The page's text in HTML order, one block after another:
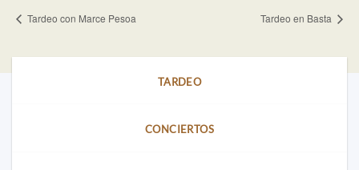
Tardeo con Marce Pesoa Tardeo en Basta
TARDEO
CONCIERTOS